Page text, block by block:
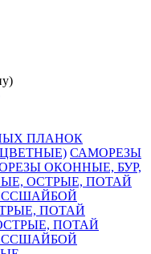
ПЛАНОК
САМОРЕЗЫ
ОКОННЫЕ, БУР,
ОСТРЫЕ, ПОТАЙ
ПОТАЙ
ПОТАЙ